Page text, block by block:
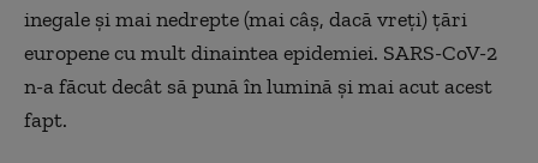
inegale și mai nedrepte (mai câș, dacă vreți) țări
europene cu mult dinaintea epidemiei. SARS-CoV-2
n-a făcut decât să pună în lumină și mai acut acest
fapt.